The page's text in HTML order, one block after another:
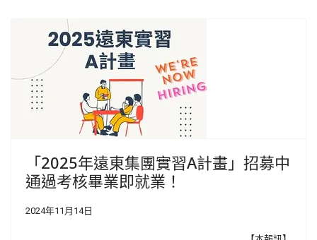
「2025年遠東集團實習A計畫」招募中
通過考核畢業即就業！
2024年11月14日